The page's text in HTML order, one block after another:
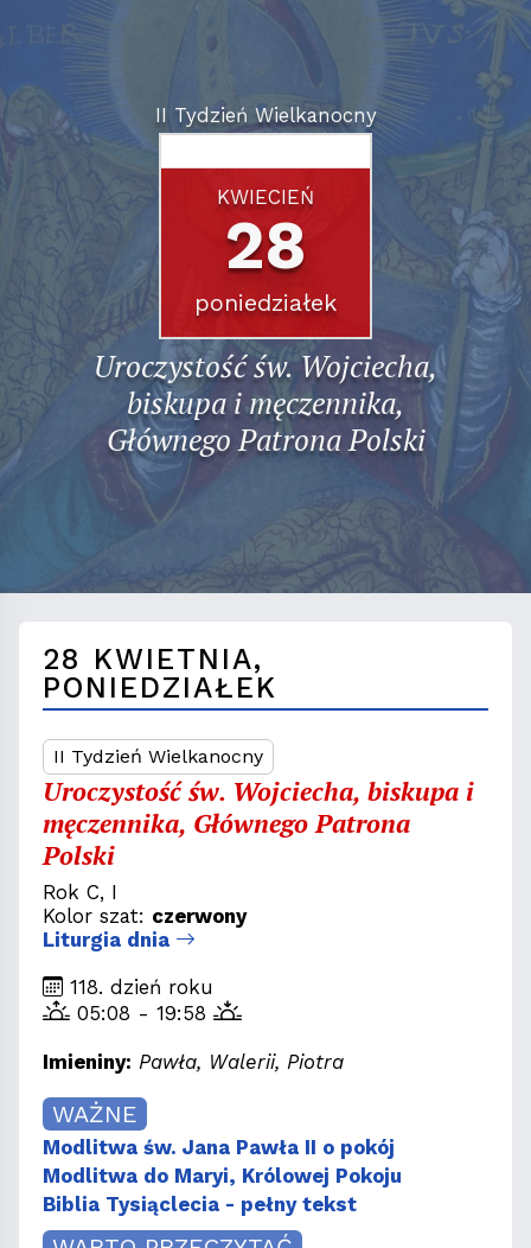
II Tydzień Wielkanocny
KWIECIEŃ
28
poniedziałek
Uroczystość św. Wojciecha,
biskupa i męczennika,
Głównego Patrona Polski
28 KWIETNIA,
PONIEDZIAŁEK
II Tydzień Wielkanocny
Uroczystość św. Wojciecha, biskupa i
męczennika, Głównego Patrona
Polski
Rok C, I
Kolor szat: czerwony
Liturgia dnia
118. dzień roku
05:08 - 19:58
Imieniny: Pawła, Walerii, Piotra
WAŻNE
Modlitwa św. Jana Pawła II o pokój
Modlitwa do Maryi, Królowej Pokoju
Biblia Tysiąclecia - pełny tekst